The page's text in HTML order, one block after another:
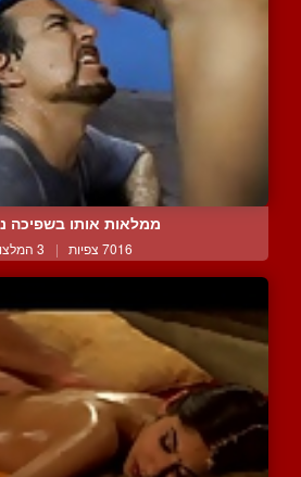
ממלאות אותו בשפיכה
7016 צפיות | 3 המלצות